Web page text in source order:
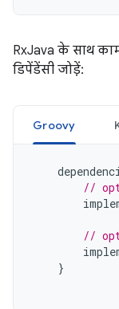
RxJava के साथ
डिपेंडेंसी जोड़ें:
Groovy
//
//
}